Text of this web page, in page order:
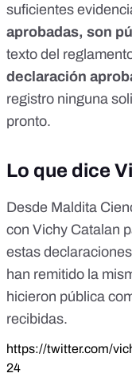
suficientes
aprobadas, son
texto del
declaración
registro ninguna
pronto.
Lo que dice
Desde Maldita
con Vichy Catalan
estas
han remitido la
hicieron pública
recibidas.
https://twitter.com/
24